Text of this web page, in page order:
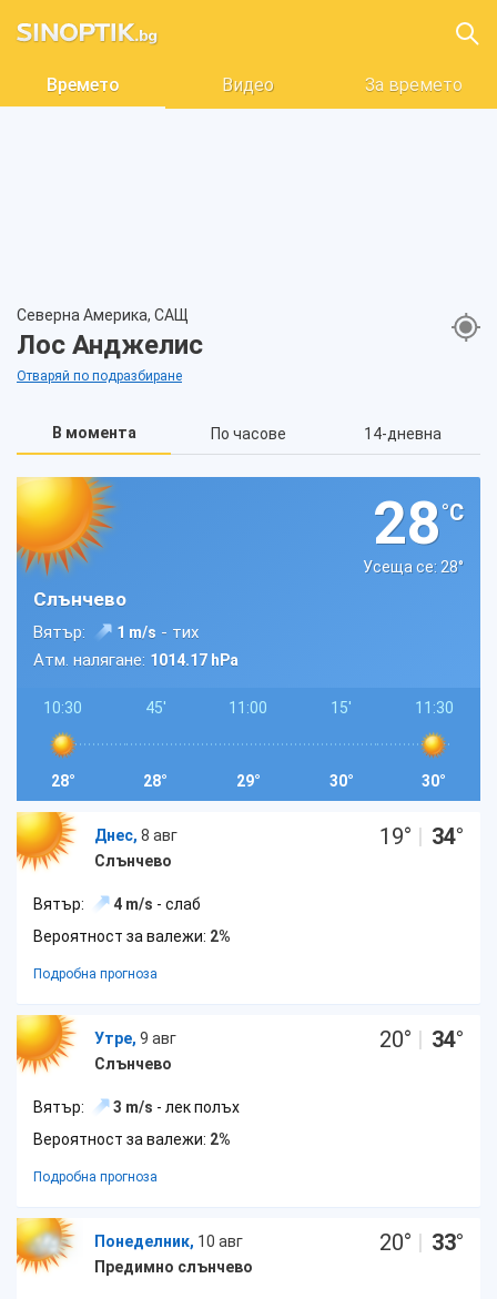
Времето Видео За времето
Северна Америка, САЩ
Лос Анджелис
Отваряй по подразбиране
В момента По часове 14-дневна
28°C
Усеща се: 28°
Слънчево
Вятър: 1 m/s - тих
Атм. налягане: 1014.17 hPa
10:30
28°
45'
28°
11:00
29°
15'
30°
11:30
30°
Днес, 8 авг
Слънчево
19° | 34°
Вятър: 4 m/s - слаб
Вероятност за валежи: 2%
Подробна прогноза
Утре, 9 авг
Слънчево
20° | 34°
Вятър: 3 m/s - лек полъх
Вероятност за валежи: 2%
Подробна прогноза
Понеделник, 10 авг
Предимно слънчево
20° | 33°